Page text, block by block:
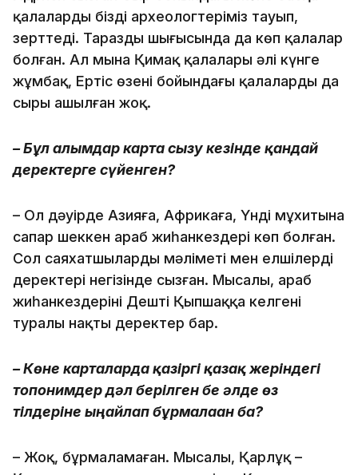
қалаларды біздің археологтеріміз тауып,
зерттеді. Тараздың шығысында да көп қалалар
болған. Ал мына Қимақ қалалары әлі күнге
жұмбақ, Ертіс өзені бойындағы қалалардың да
сыры ашылған жоқ.
– Бұл ғалымдар карта сызу кезінде қандай
деректерге сүйенген?
– Ол дәуірде Азияға, Африкаға, Үнді мұхитына
сапар шеккен араб жиһанкездері көп болған.
Сол саяхат­шылардың мәліметі мен елшілердің
деректері негізінде сызған. Мысалы, араб
жиһанкездерінің Дешті Қып­шаққа келгені
туралы нақты деректер бар.
– Көне карталарда қазіргі қазақ жеріндегі
топонимдер дәл берілген бе әлде өз
тілдеріне ыңғайлап бұрмалаған ба?
– Жоқ, бұрмаламаған. Мысалы, Қарлұқ –